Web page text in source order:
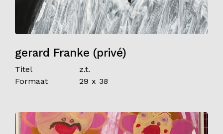
gerard Franke (privé)
Titel
z.t.
Formaat
29 x 38